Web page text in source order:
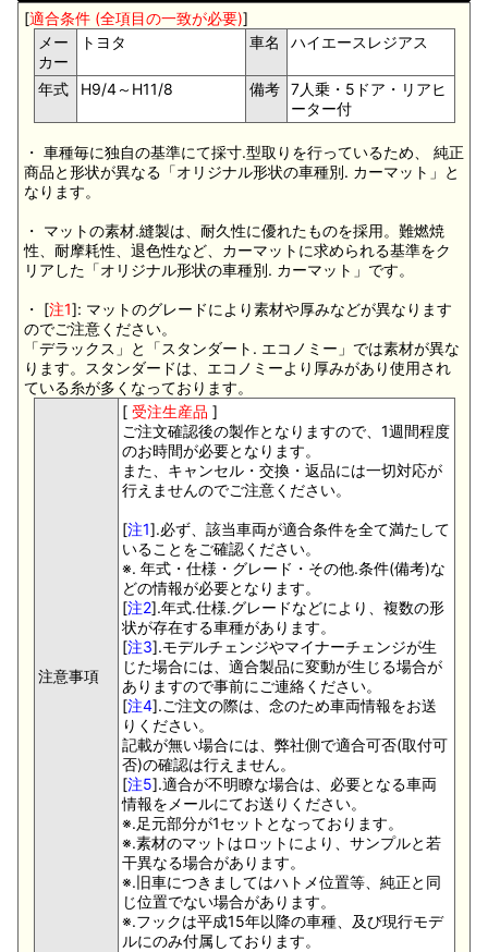
[適合条件 (全項目の一致が必要)]
メー
カー
トヨタ 車名 ハイエースレジアス
年式 H9/4～H11/8 備考
7人乗・5ドア・リアヒ
ーター付
・ 車種毎に独自の基準にて採寸.型取りを行っているため、 純正
商品と形状が異なる「オリジナル形状の車種別. カーマット」と
なります。
・ マットの素材.縫製は、耐久性に優れたものを採用。難燃焼
性、耐摩耗性、退色性など、カーマットに求められる基準をク
リアした「オリジナル形状の車種別. カーマット」です。
・ [注1]: マットのグレードにより素材や厚みなどが異なります
のでご注意ください。
「デラックス」と「スタンダート. エコノミー」では素材が異な
ります。スタンダードは、エコノミーより厚みがあり使用され
ている糸が多くなっております。
注意事項
[ 受注生産品 ]
ご注文確認後の製作となりますので、1週間程度
のお時間が必要となります。
また、キャンセル・交換・返品には一切対応が
行えませんのでご注意ください。
[注1].必ず、該当車両が適合条件を全て満たして
いることをご確認ください。
※. 年式・仕様・グレード・その他.条件(備考)な
どの情報が必要となります。
[注2].年式.仕様.グレードなどにより、複数の形
状が存在する車種があります。
[注3].モデルチェンジやマイナーチェンジが生
じた場合には、適合製品に変動が生じる場合が
ありますので事前にご連絡ください。
[注4].ご注文の際は、念のため車両情報をお送
りください。
記載が無い場合には、弊社側で適合可否(取付可
否)の確認は行えません。
[注5].適合が不明瞭な場合は、必要となる車両
情報をメールにてお送りください。
※.足元部分が1セットとなっております。
※.素材のマットはロットにより、サンプルと若
干異なる場合があります。
※.旧車につきましてはハトメ位置等、純正と同
じ位置でない場合があります。
※.フックは平成15年以降の車種、及び現行モデ
ルにのみ付属しております。